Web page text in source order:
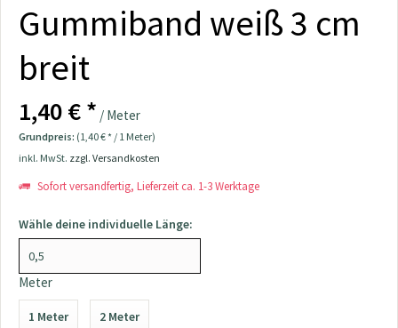
Gummiband weiß 3 cm
breit
1,40 € * / Meter
Grundpreis: (1,40 € * / 1 Meter)
inkl. MwSt. zzgl. Versandkosten
Sofort versandfertig, Lieferzeit ca. 1-3 Werktage
Wähle deine individuelle Länge:
Meter
1 Meter 2 Meter